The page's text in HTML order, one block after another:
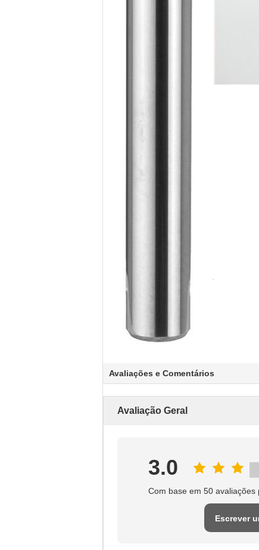
Avaliações e Comentários
Avaliação Geral
3.0
Com base em 50
Escrever